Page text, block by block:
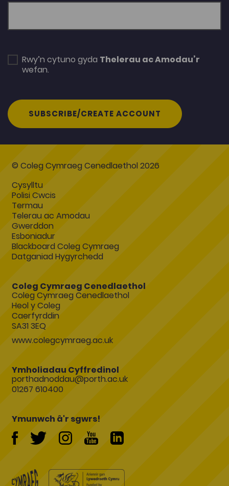
Rwy’n cytuno gyda Thelerau ac Amodau’r
wefan.
SUBSCRIBE/CREATE ACCOUNT
© Coleg Cymraeg Cenedlaethol 2026
Cysylltu
Polisi Cwcis
Termau
Telerau ac Amodau
Gwerddon
Esboniadur
Blackboard Coleg Cymraeg
Datganiad Hygyrchedd
Coleg Cymraeg Cenedlaethol
Coleg Cymraeg Cenedlaethol
Heol y Coleg
Caerfyrddin
SA31 3EQ
www.colegcymraeg.ac.uk
Ymholiadau Cyffredinol
porthadnoddau@porth.ac.uk
01267 610400
Ymunwch â'r sgwrs!